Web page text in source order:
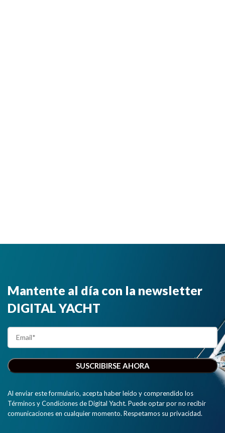
Mantente al día con la newsletter
DIGITAL YACHT
Al enviar este formulario, acepta haber leído y comprendido los
Términos y Condiciones de Digital Yacht. Puede optar por no recibir
comunicaciones en cualquier momento. Respetamos su privacidad.